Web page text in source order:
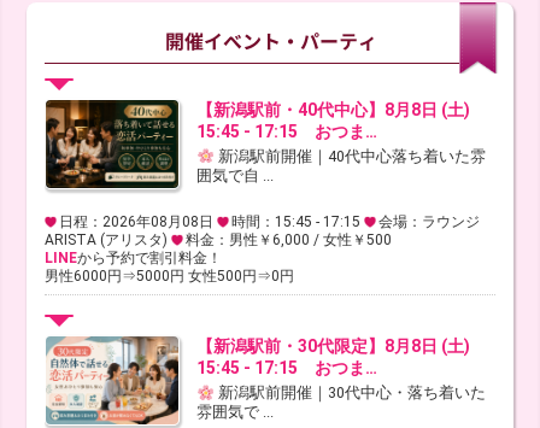
【新潟駅前・40代中心】8月8日 (土)
15:45 - 17:15 おつま…
新潟駅前開催｜40代中心落ち着いた雰
囲気で自 ...
日程：2026年08月08日 時間：15:45 - 17:15
会場：ラウンジ
ARISTA (アリスタ)
料金：男性￥6,000 / 女性￥500
LINEから予約で割引料金！
男性6000円⇒5000円 女性500円⇒0円
【新潟駅前・30代限定】8月8日 (土)
15:45 - 17:15 おつま…
新潟駅前開催｜30代中心・落ち着いた
雰囲気で ...